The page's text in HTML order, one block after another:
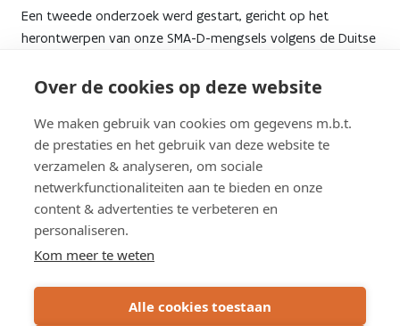
Over de cookies op deze website
We maken gebruik van cookies om gegevens m.b.t.
de prestaties en het gebruik van deze website te
verzamelen & analyseren, om sociale
netwerkfunctionaliteiten aan te bieden en onze
content & advertenties te verbeteren en
personaliseren.
Kom meer te weten
Alle cookies toestaan
Een tweede onderzoek werd gestart, gericht op het
herontwerpen van onze SMA-D-mengsels volgens de Duitse
bitumen voor SMA-D onderzocht. Die was onvoldoende.
het Europees Centrum voor Normalisatie (CEN) leerde dat
ook onze buurlanden met dezelfde kwaliteitsproblemen
kampen.
Op basis van deze bevindingen stellen we voor om opnieuw
over te stappen naar
toplagen. Dit mengsel lijkt voorlopig minder gevoelig voor
de verminderde bitumenkwaliteit en biedt daardoor een
robuustere keuze voor duurzame wegverhardingen.We